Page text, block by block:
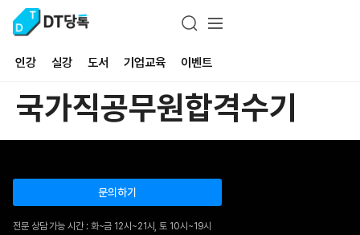
인강 실강 도서 기업교육 이벤트
국가직공무원합격수기
문의하기
전문 상담 가능 시간 : 화~금 12시~21시, 토 10시~19시